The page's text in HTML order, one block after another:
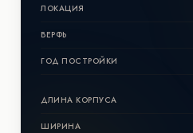
ЛОКАЦИЯ
ВЕРФЬ
ГОД ПОСТРОЙКИ
ДЛИНА КОРПУСА
ШИРИНА